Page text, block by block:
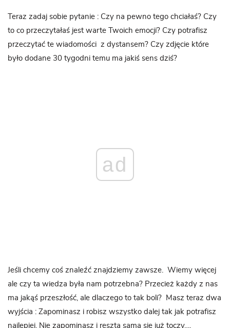
Teraz zadaj sobie pytanie : Czy na pewno tego chciałaś? Czy
to co przeczytałaś jest warte Twoich emocji? Czy potrafisz
przeczytać te wiadomości z dystansem? Czy zdjęcie które
było dodane 30 tygodni temu ma jakiś sens dziś?
ad
Jeśli chcemy coś znaleźć znajdziemy zawsze. Wiemy więcej
ale czy ta wiedza była nam potrzebna? Przecież każdy z nas
ma jakąś przeszłość, ale dlaczego to tak boli? Masz teraz dwa
wyjścia : Zapominasz i robisz wszystko dalej tak jak potrafisz
najlepiej. Nie zapominasz i reszta sama się już toczy….